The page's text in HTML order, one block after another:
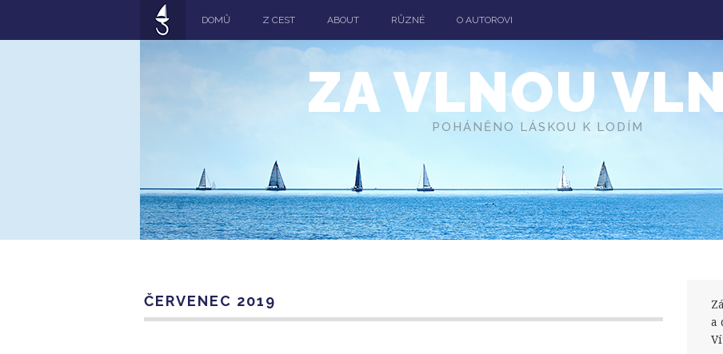
DOMŮ Z CEST ABOUT RŮZNÉ O AUTOROVI
ZA VLNOU
POHÁNĚNO LÁSKOU K LODÍM
ČERVENEC 2019
a